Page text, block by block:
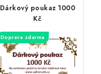
Dárkový poukaz 1000
Kč
Doprava zdarma